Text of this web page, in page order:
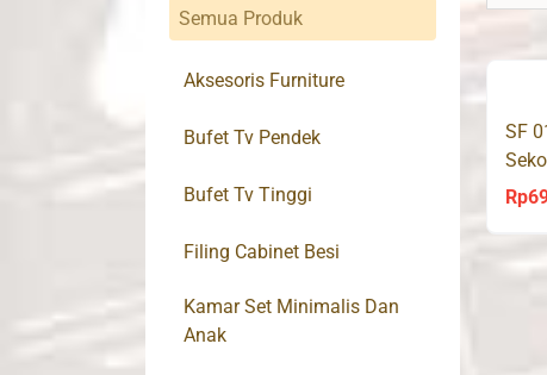
SF
Rp
Semua Produk
Aksesoris Furniture
Bufet Tv Pendek
Bufet Tv Tinggi
Filing Cabinet Besi
Kamar Set Minimalis Dan
Anak